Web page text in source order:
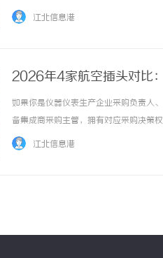
江北信息港
2026年4家航空插头对比
如果你是仪器仪表生产企业采购负责人
备集成商采购主管，拥有对应采购决策
痛点，有明确的采购预算，正在寻找适
江北信息港